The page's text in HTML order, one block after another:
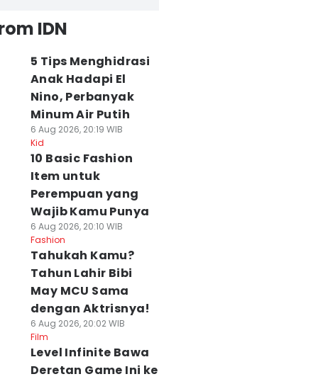
IDN
5 Tips Menghidrasi
Anak Hadapi El
Nino, Perbanyak
Minum Air Putih
6 Aug 2026, 20:19 WIB
Kid
10 Basic Fashion
Item untuk
Perempuan yang
Wajib Kamu Punya
6 Aug 2026, 20:10 WIB
Fashion
Tahukah Kamu?
Tahun Lahir Bibi
May MCU Sama
dengan Aktrisnya!
6 Aug 2026, 20:02 WIB
Film
Level Infinite Bawa
Deretan Game Ini ke